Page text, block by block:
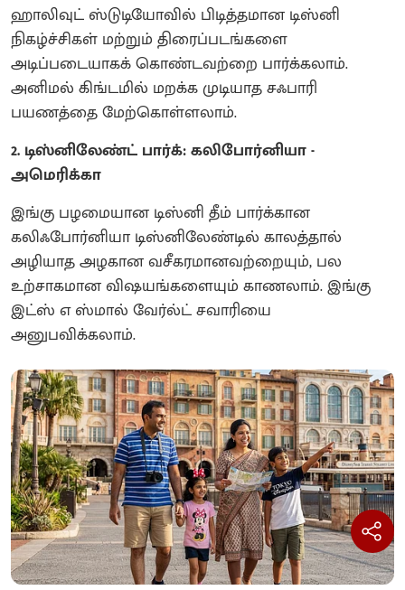
ஹாலிவுட் ஸ்டுடியோவில் பிடித்தமான டிஸ்னி
நிகழ்ச்சிகள் மற்றும் திரைப்படங்களை
அடிப்படையாகக் கொண்டவற்றை பார்க்கலாம்.
அனிமல் கிங்டமில் மறக்க முடியாத சஃபாரி
பயணத்தை மேற்கொள்ளலாம்.
2. டிஸ்னிலேண்ட் பார்க்: கலிபோர்னியா -
அமெரிக்கா
இங்கு பழமையான டிஸ்னி தீம் பார்க்கான
கலிஃபோர்னியா டிஸ்னிலேண்டில் காலத்தால்
அழியாத அழகான வசீகரமானவற்றையும், பல
உற்சாகமான விஷயங்களையும் காணலாம். இங்கு
இட்ஸ் எ ஸ்மால் வேர்ல்ட் சவாரியை
அனுபவிக்கலாம்.